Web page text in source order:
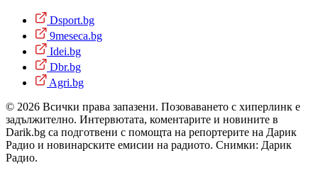
Dsport.bg
9meseca.bg
Idei.bg
Dbr.bg
Agri.bg
© 2026 Всички права запазени. Позоваването с хиперлинк е
задължително. Интервютата, коментарите и новините в
Darik.bg са подготвени с помощта на репортерите на Дарик
Радио и новинарските емисии на радиото. Снимки: Дарик
Радио.